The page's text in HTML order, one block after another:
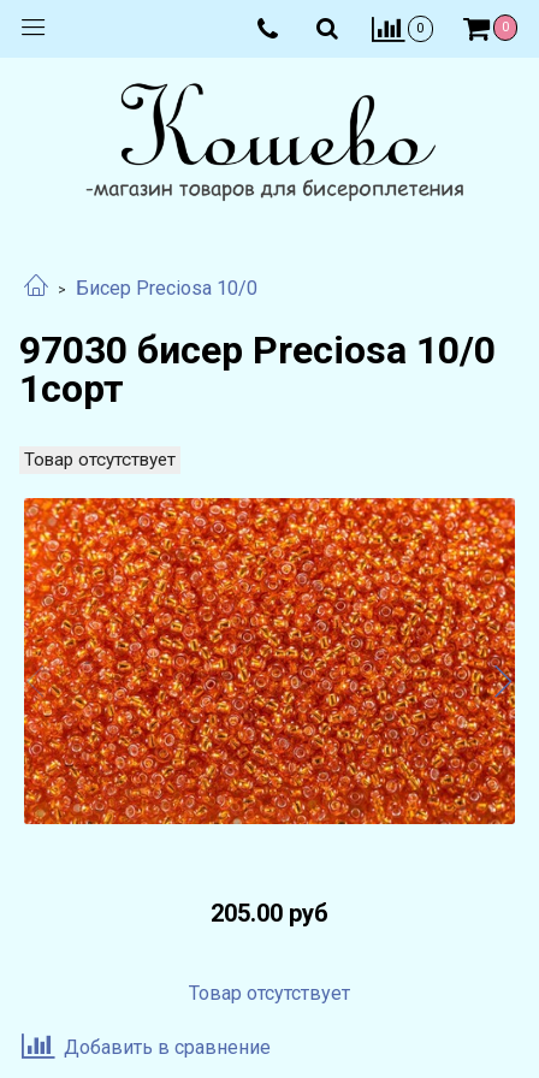
0 0
Бисер Preciosa 10/0
97030 бисер Preciosa 10/0
1сорт
Товар отсутствует
205.00 руб
Товар отсутствует
Добавить в сравнение